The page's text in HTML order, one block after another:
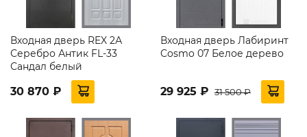
Входная дверь REX 2А
Серебро Антик FL-33
Сандал белый
30 870 ₽
Входная дверь Лабиринт
Cosmo 07 Белое дерево
29 925 ₽ 31 500 ₽